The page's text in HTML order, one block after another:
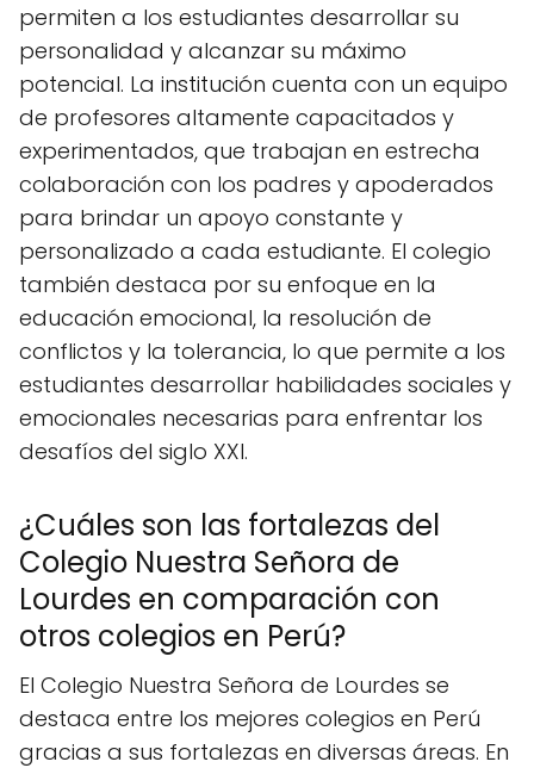
permiten a los estudiantes desarrollar su
personalidad y alcanzar su máximo
potencial. La institución cuenta con un equipo
de profesores altamente capacitados y
experimentados, que trabajan en estrecha
colaboración con los padres y apoderados
para brindar un apoyo constante y
personalizado a cada estudiante. El colegio
también destaca por su enfoque en la
educación emocional, la resolución de
conflictos y la tolerancia, lo que permite a los
estudiantes desarrollar habilidades sociales y
emocionales necesarias para enfrentar los
desafíos del siglo XXI.
¿Cuáles son las fortalezas del
Colegio Nuestra Señora de
Lourdes en comparación con
otros colegios en Perú?
El Colegio Nuestra Señora de Lourdes se
destaca entre los mejores colegios en Perú
gracias a sus fortalezas en diversas áreas. En